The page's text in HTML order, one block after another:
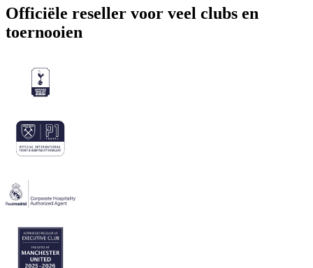
Officiële reseller voor veel clubs en
toernooien